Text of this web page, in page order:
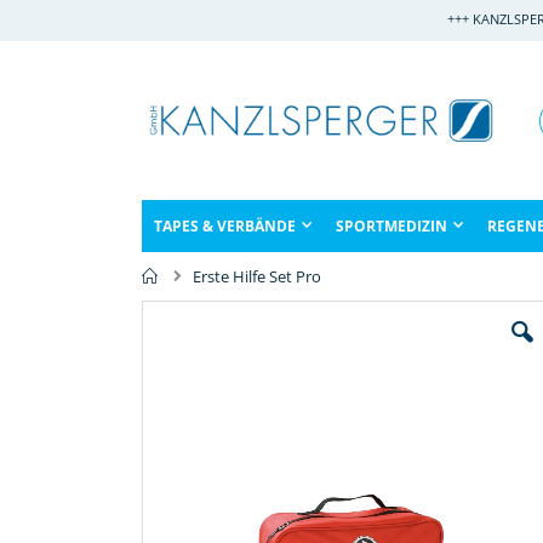
+++
TAPES & VERBÄNDE SPORTMEDIZIN
Erste Hilfe Set Pro